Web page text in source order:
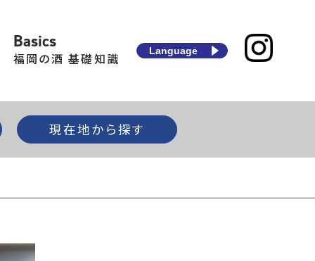
Basics
福岡の酒 基礎知識 Language
現在地から探す